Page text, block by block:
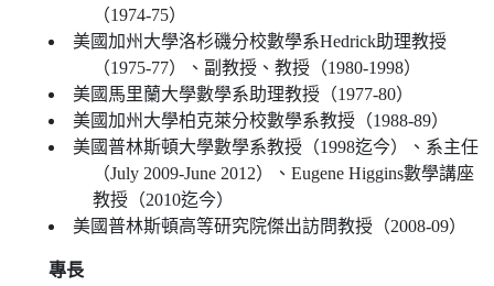
（1974-75）
美國加州大學洛杉磯分校數學系Hedrick助理教授
（1975-77）、副教授、教授（1980-1998）
美國馬里蘭大學數學系助理教授（1977-80）
美國加州大學柏克萊分校數學系教授（1988-89）
美國普林斯頓大學數學系教授（1998迄今）、系主任
（July 2009-June 2012）、Eugene Higgins數學講座
教授（2010迄今）
美國普林斯頓高等研究院傑出訪問教授（2008-09）
專長